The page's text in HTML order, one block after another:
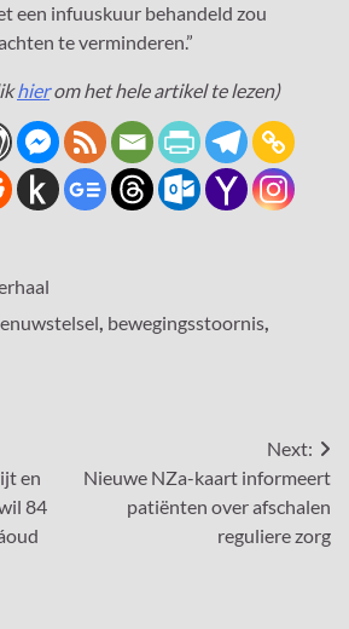
een infuuskuur behandeld zou
te verminderen.”
hierom het hele artikel te lezen)
, bewegingsstoornis,
en
84
Next:
Nieuwe NZa-kaart informeert
patiënten over afschalen
reguliere zorg